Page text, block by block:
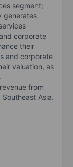
segment;
generates
corporate
their
and corporate
valuation, as
from
Asia.